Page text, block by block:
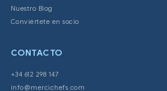
Nuestro Blog
Conviértete en socio
CONTACTO
+34 612 298 147
info@mercichefs.com